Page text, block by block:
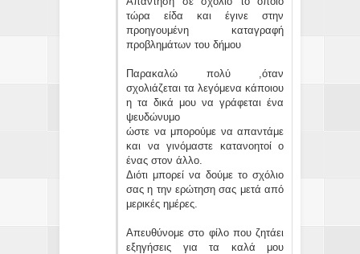
τώρα είδα και έγινε στην
προηγουμένη καταγραφή
προβλημάτων του δήμου
Παρακαλώ πολύ ,όταν
σχολιάζεται τα λεγόμενα κάποιου
η τα δικά μου να γράφεται ένα
ψευδώνυμο
ώστε να μπορούμε να απαντάμε
και να γινόμαστε κατανοητοί ο
ένας στον άλλο.
Διότι μπορεί να δούμε το σχόλιο
σας η την ερώτηση σας μετά από
μερικές ημέρες.
Απευθύνομε στο φίλο που ζητάει
εξηγήσεις για τα καλά μου